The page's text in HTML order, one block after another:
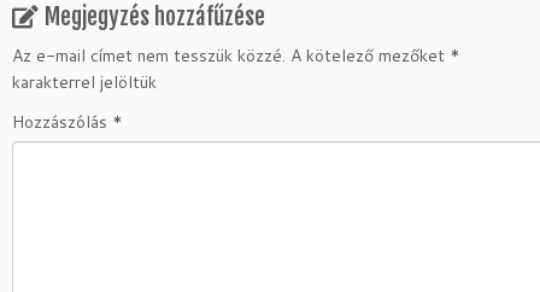
Megjegyzés hozzáfűzése
Az e-mail címet nem tesszük közzé. A kötelező mezőket *
karakterrel jelöltük
Hozzászólás *